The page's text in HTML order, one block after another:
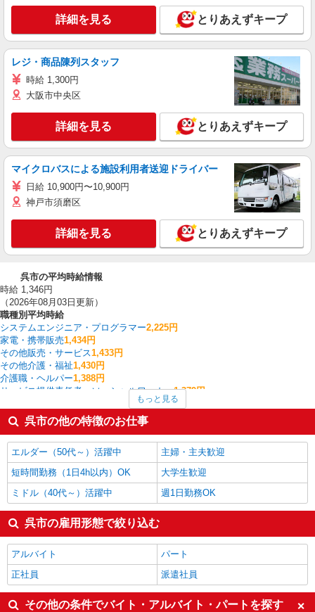
詳細を見る とりあえずキープ
レジ・商品陳列スタッフ
時給 1,300円
大阪市中央区
詳細を見る とりあえずキープ
マイクロバスによる施設利用者送迎ドライバー
日給 10,900円〜10,900円
神戸市須磨区
詳細を見る とりあえずキープ
呉市の平均時給情報
時給 1,346円
（2026年08月03日更新）
職種別平均時給
システムエンジニア・プログラマー2,225円
家電・携帯販売1,434円
その他販売・サービス1,433円
その他介護・福祉1,430円
介護職・ヘルパー1,388円
サービス提供責任者・ソーシャルワーカー1,379円
1,368円
その他飲食・フード1,350円
板金・塗装・溶接 1,350円
製造・組立・加工1,340円
呉市の他の職種の平均時給を見る
もっと見る
呉市の他の特徴のお仕事
エルダー（50代～）活躍中
主婦・主夫歓迎
短時間勤務（1日4h以内）OK
大学生歓迎
ミドル（40代～）活躍中
週1日勤務OK
呉市の雇用形態で絞り込む
アルバイト
パート
正社員
派遣社員
その他の条件でバイト・アルバイト・パートを探す